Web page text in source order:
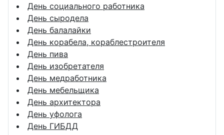
День социального работника
День сыродела
День балалайки
День корабела, кораблестроителя
День пива
День изобретателя
День медработника
День мебельщика
День архитектора
День уфолога
День ГИБДД